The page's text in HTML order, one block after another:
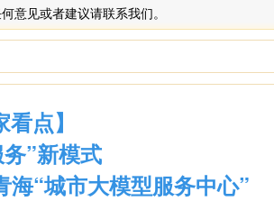
意见或者建议请联系我们。
点】
”新模式
“城市大模型服务中心”